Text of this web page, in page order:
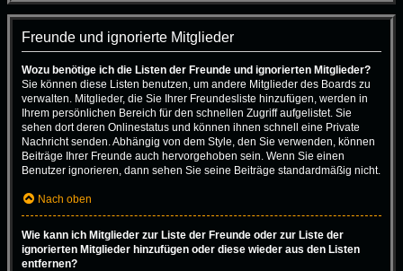
Freunde und ignorierte Mitglieder
Wozu benötige ich die Listen der Freunde und ignorierten Mitglieder?
Sie können diese Listen benutzen, um andere Mitglieder des Boards zu
verwalten. Mitglieder, die Sie Ihrer Freundesliste hinzufügen, werden in
Ihrem persönlichen Bereich für den schnellen Zugriff aufgelistet. Sie
sehen dort deren Onlinestatus und können ihnen schnell eine Private
Nachricht senden. Abhängig von dem Style, den Sie verwenden, können
Beiträge Ihrer Freunde auch hervorgehoben sein. Wenn Sie einen
Benutzer ignorieren, dann sehen Sie seine Beiträge standardmäßig nicht.
Nach oben
Wie kann ich Mitglieder zur Liste der Freunde oder zur Liste der
ignorierten Mitglieder hinzufügen oder diese wieder aus den Listen
entfernen?